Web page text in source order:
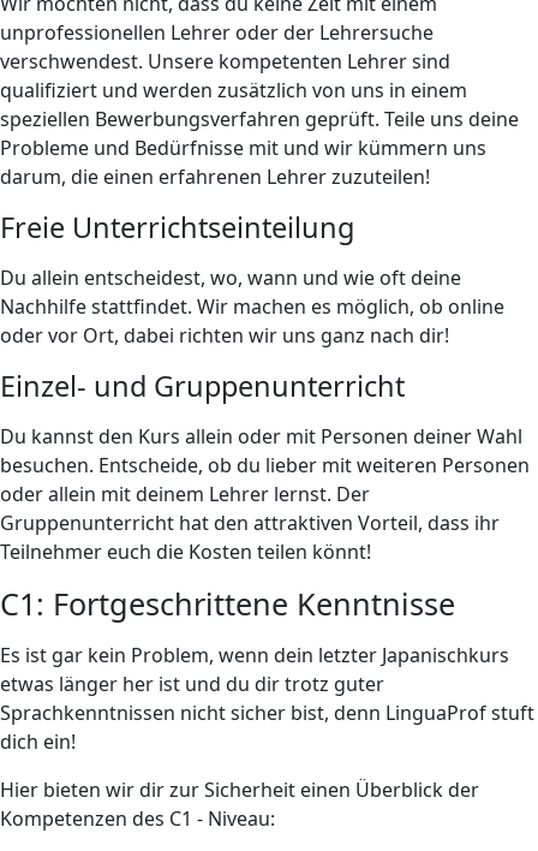
unprofessionellen Lehrer oder der Lehrersuche
verschwendest. Unsere kompetenten Lehrer sind
qualifiziert und werden zusätzlich von uns in einem
speziellen Bewerbungsverfahren geprüft. Teile uns deine
Probleme und Bedürfnisse mit und wir kümmern uns
darum, die einen erfahrenen Lehrer zuzuteilen!
Freie Unterrichtseinteilung
Du allein entscheidest, wo, wann und wie oft deine
Nachhilfe stattfindet. Wir machen es möglich, ob online
oder vor Ort, dabei richten wir uns ganz nach dir!
Einzel- und Gruppenunterricht
Du kannst den Kurs allein oder mit Personen deiner Wahl
besuchen. Entscheide, ob du lieber mit weiteren Personen
oder allein mit deinem Lehrer lernst. Der
Gruppenunterricht hat den attraktiven Vorteil, dass ihr
Teilnehmer euch die Kosten teilen könnt!
C1: Fortgeschrittene Kenntnisse
Es ist gar kein Problem, wenn dein letzter Japanischkurs
etwas länger her ist und du dir trotz guter
Sprachkenntnissen nicht sicher bist, denn LinguaProf stuft
dich ein!
Hier bieten wir dir zur Sicherheit einen Überblick der
Kompetenzen des C1 - Niveau: